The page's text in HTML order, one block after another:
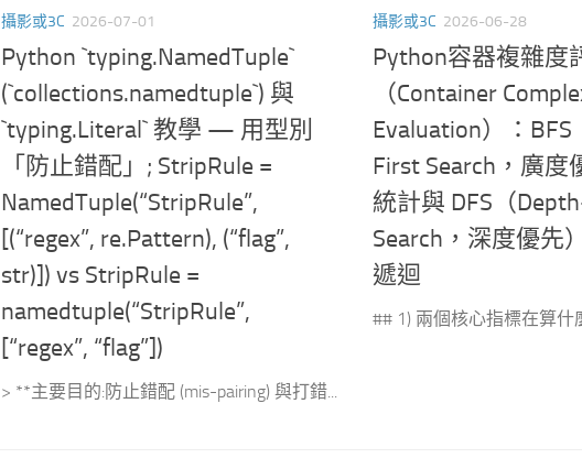
攝影或3C 2026-07-01
Python `typing.NamedTuple`
(`collections.namedtuple`) 與
`typing.Literal` 教學 — 用型別
「防止錯配」; StripRule =
NamedTuple(“StripRule”,
[(“regex”, re.Pattern), (“flag”,
str)]) vs StripRule =
namedtuple(“StripRule”,
[“regex”, “flag”])
> **主要目的:防止錯配 (mis-pairing) 與打錯...
攝影或3C 2026-06-28
Python容器複雜度
（Container
Evaluation）：
First Search，廣度
統計與 DFS（
Search，深度優先
遞迴
## 1) 兩個核心指標在算什